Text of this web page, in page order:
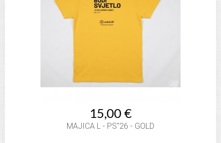
15,00 €
MAJICA L - PS"26 - GOLD